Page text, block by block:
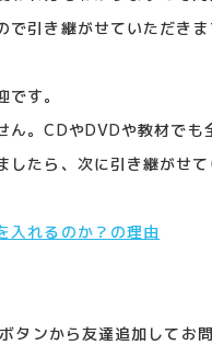
引き継がせていただきま
す。
。CDやDVDや教材でも
たら、次に引き継がせ
入れるのか？の理由
ンから友達追加してお問